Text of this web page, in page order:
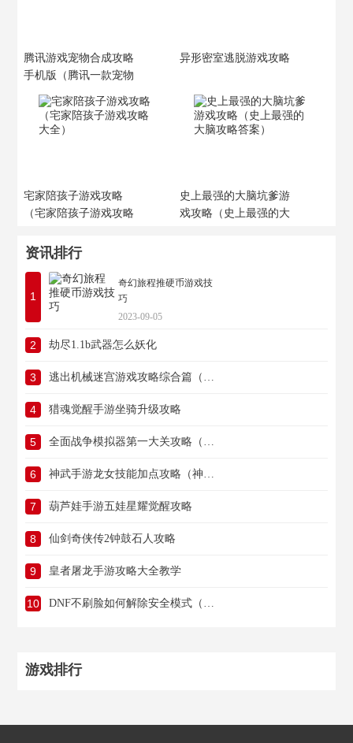
腾讯游戏宠物合成攻略
手机版（腾讯一款宠物
养成合宠的游戏）
异形密室逃脱游戏攻略
宅家陪孩子游戏攻略
（宅家陪孩子游戏攻略
史上最强的大脑坑爹游
戏攻略（史上最强的大
资讯排行
1
奇幻旅程推硬币游戏技
巧
2023-09-05
2 劫尽1.1b武器怎么妖化
3 逃出机械迷宫游戏攻略综合篇（逃出机械迷宫游戏攻略综合篇怎么玩）
4 猎魂觉醒手游坐骑升级攻略
5 全面战争模拟器第一大关攻略（全面战争模拟器第一大关攻略大全）
6 神武手游龙女技能加点攻略（神武手游龙女技能加点攻略视频）
7 葫芦娃手游五娃星耀觉醒攻略
8 仙剑奇侠传2钟鼓石人攻略
9 皇者屠龙手游攻略大全教学
10 DNF不刷脸如何解除安全模式（dnf不刷脸如何解除安全模式设置）
游戏排行